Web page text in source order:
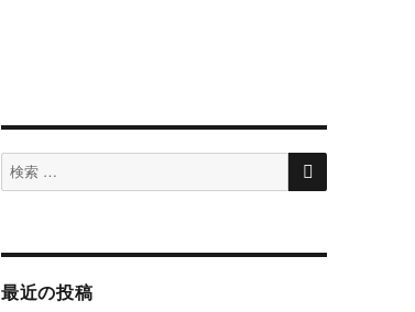
検
索
検
最近の投稿